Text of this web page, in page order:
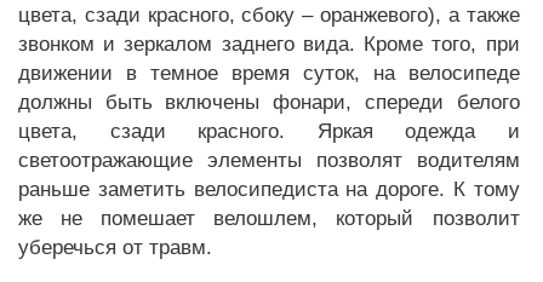
цвета, сзади красного, сбоку – оранжевого), а также
звонком и зеркалом заднего вида. Кроме того, при
движении в темное время суток, на велосипеде
должны быть включены фонари, спереди белого
цвета, сзади красного. Яркая одежда и
светоотражающие элементы позволят водителям
раньше заметить велосипедиста на дороге. К тому
же не помешает велошлем, который позволит
уберечься от травм.